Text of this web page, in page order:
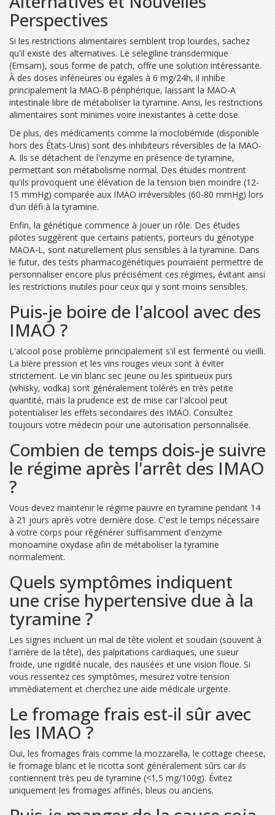
Perspectives
Si les restrictions alimentaires semblent trop lourdes, sachez
qu'il existe des alternatives. Le selegiline transdermique
(Emsam), sous forme de patch, offre une solution intéressante.
À des doses inférieures ou égales à 6 mg/24h, il inhibe
principalement la MAO-B périphérique, laissant la MAO-A
intestinale libre de métaboliser la tyramine. Ainsi, les restrictions
alimentaires sont minimes voire inexistantes à cette dose.
De plus, des médicaments comme la moclobémide (disponible
hors des États-Unis) sont des inhibiteurs réversibles de la MAO-
A. Ils se détachent de l'enzyme en présence de tyramine,
permettant son métabolisme normal. Des études montrent
qu'ils provoquent une élévation de la tension bien moindre (12-
15 mmHg) comparée aux IMAO irréversibles (60-80 mmHg) lors
d'un défi à la tyramine.
Enfin, la génétique commence à jouer un rôle. Des études
pilotes suggèrent que certains patients, porteurs du génotype
MAOA-L, sont naturellement plus sensibles à la tyramine. Dans
le futur, des tests pharmacogénétiques pourraient permettre de
personnaliser encore plus précisément ces régimes, évitant ainsi
les restrictions inutiles pour ceux qui y sont moins sensibles.
Puis-je boire de l'alcool avec des
IMAO ?
L'alcool pose problème principalement s'il est fermenté ou vieilli.
La bière pression et les vins rouges vieux sont à éviter
strictement. Le vin blanc sec jeune ou les spiritueux purs
(whisky, vodka) sont généralement tolérés en très petite
quantité, mais la prudence est de mise car l'alcool peut
potentialiser les effets secondaires des IMAO. Consultez
toujours votre médecin pour une autorisation personnalisée.
Combien de temps dois-je suivre
le régime après l'arrêt des IMAO
?
Vous devez maintenir le régime pauvre en tyramine pendant 14
à 21 jours après votre dernière dose. C'est le temps nécessaire
à votre corps pour régénérer suffisamment d'enzyme
monoamine oxydase afin de métaboliser la tyramine
normalement.
Quels symptômes indiquent
une crise hypertensive due à la
tyramine ?
Les signes incluent un mal de tête violent et soudain (souvent à
l'arrière de la tête), des palpitations cardiaques, une sueur
froide, une rigidité nucale, des nausées et une vision floue. Si
vous ressentez ces symptômes, mesurez votre tension
immédiatement et cherchez une aide médicale urgente.
Le fromage frais est-il sûr avec
les IMAO ?
Oui, les fromages frais comme la mozzarella, le cottage cheese,
le fromage blanc et le ricotta sont généralement sûrs car ils
contiennent très peu de tyramine (<1,5 mg/100g). Évitez
uniquement les fromages affinés, bleus ou anciens.